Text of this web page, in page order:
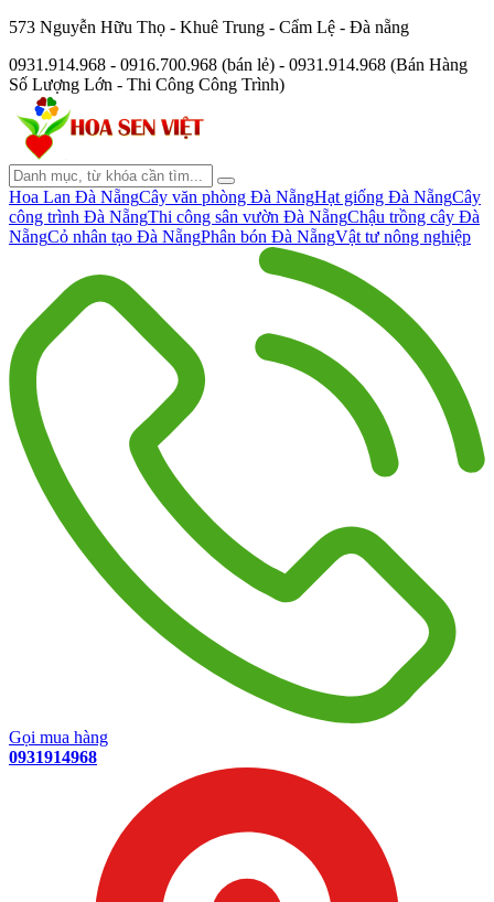
573 Nguyễn Hữu Thọ - Khuê Trung - Cẩm Lệ - Đà nẵng
0931.914.968 - 0916.700.968 (bán lẻ) - 0931.914.968 (Bán Hàng
Số Lượng Lớn - Thi Công Công Trình)
Hoa Lan Đà NẵngCây văn phòng Đà NẵngHạt giống Đà NẵngCây
công trình Đà NẵngThi công sân vườn Đà NẵngChậu trồng cây Đà
NẵngCỏ nhân tạo Đà NẵngPhân bón Đà NẵngVật tư nông nghiệp
Gọi mua hàng
0931914968